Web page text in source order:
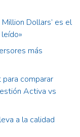
Million Dollars’ es el
más
comparar
Activa vs
a la calidad